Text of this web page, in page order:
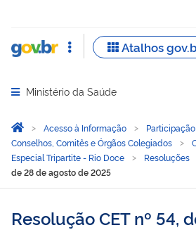
Abrir menu principal de navegação
Ministério da Saúde
Você está aqui:
Página Inicial
Acesso à Informação
Conselhos, Comitês e Órgãos Colegiados
Especial Tripartite - Rio Doce
Resoluções
de 28 de agosto de 2025
Resolução CET nº 54,